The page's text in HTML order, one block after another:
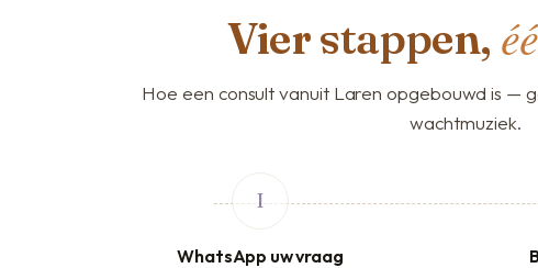
Vier stappen,
Hoe een consult vanuit Laren opgebouwd is —
wachtmuziek.
WhatsApp uw vraag